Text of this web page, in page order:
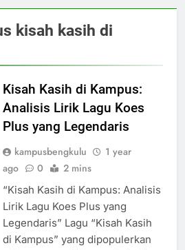
kisah kasih di
Kisah Kasih di Kampus:
Analisis Lirik Lagu Koes
Plus yang Legendaris
kampusbengkulu
1 year
ago
0 2 mins
“Kisah Kasih di Kampus: Analisis
Lirik Lagu Koes Plus yang
Legendaris” Lagu “Kisah Kasih
di Kampus” yang dipopulerkan